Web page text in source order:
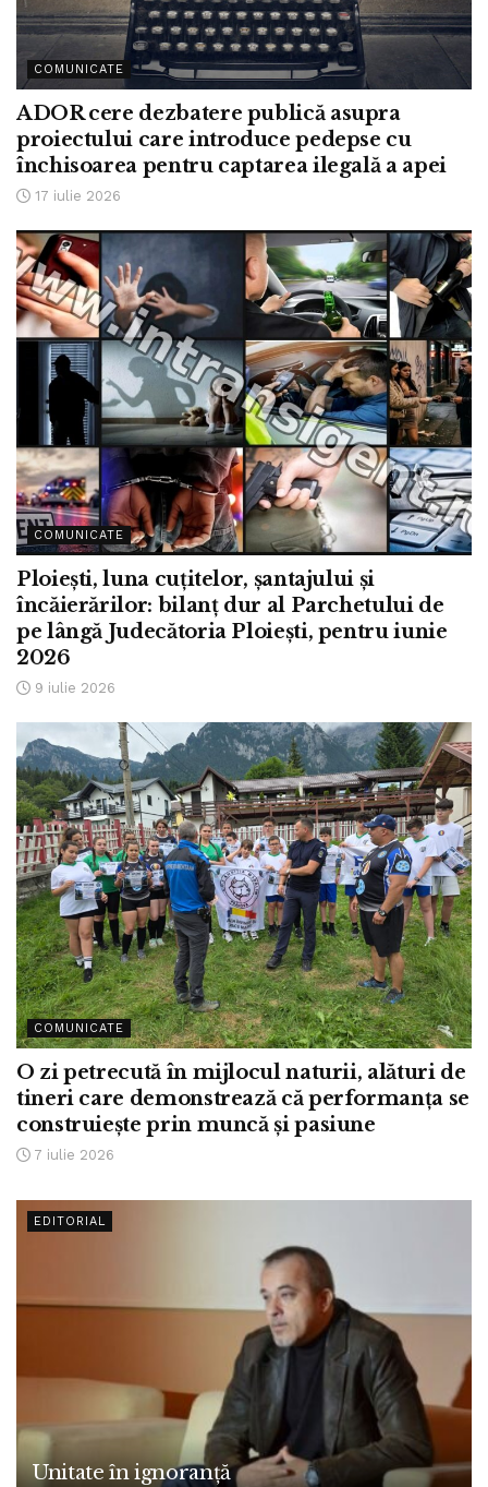
COMUNICATE
ADOR cere dezbatere publică asupra
proiectului care introduce pedepse cu
închisoarea pentru captarea ilegală a apei
17 iulie 2026
COMUNICATE
Ploiești, luna cuțitelor, șantajului și
încăierărilor: bilanț dur al Parchetului de
pe lângă Judecătoria Ploiești, pentru iunie
2026
9 iulie 2026
COMUNICATE
O zi petrecută în mijlocul naturii, alături de
tineri care demonstrează că performanța se
construiește prin muncă și pasiune
7 iulie 2026
EDITORIAL
Unitate în ignoranță